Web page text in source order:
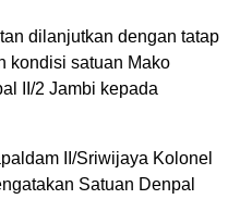
dilanjutkan dengan tatap
kondisi satuan Mako
II/2 Jambi kepada
II/Sriwijaya Kolonel
Satuan Denpal